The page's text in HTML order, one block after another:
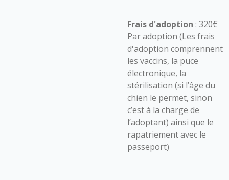
Frais d'adoption : 320€
Par adoption (Les frais
d'adoption comprennent
les vaccins, la puce
électronique, la
stérilisation (si l’âge du
chien le permet, sinon
c’est à la charge de
l’adoptant) ainsi que le
rapatriement avec le
passeport)